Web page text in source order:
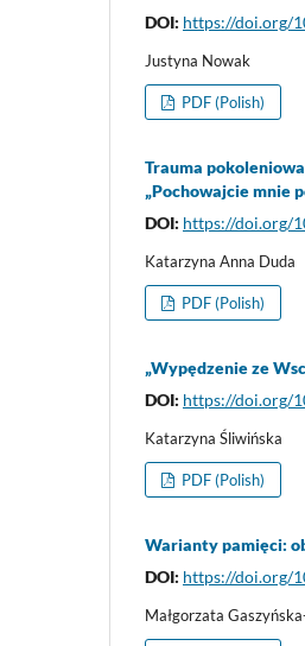
DOI: https://doi.org/
Justyna Nowak
PDF (Polish)
Trauma
„Pochowajcie mnie
DOI: https://doi.org/
Katarzyna Anna Duda
PDF (Polish)
„Wypędzenie ze
DOI: https://doi.org/
Katarzyna Śliwińska
PDF (Polish)
Warianty pamięci:
DOI: https://doi.org/
Małgorzata